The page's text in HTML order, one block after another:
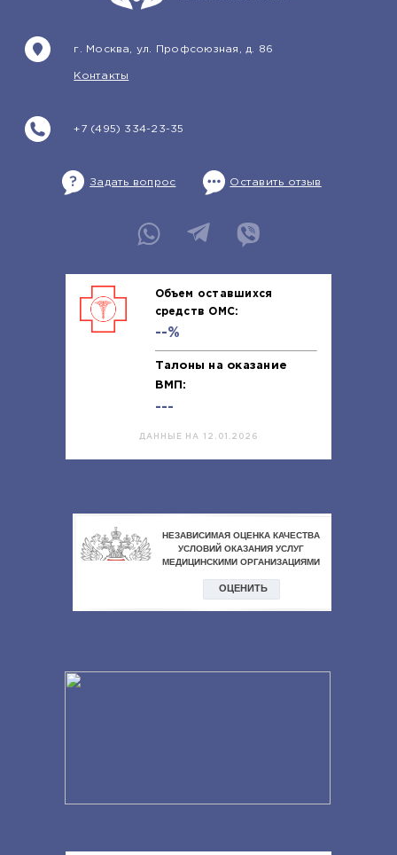
+7 (495) 334-23-35
г. Москва, ул. Профсоюзная, д. 86
Контакты
Задать вопрос Оставить отзыв
Объем оставшихся
средств ОМС:
--%
Талоны на оказание
ВМП:
---
ДАННЫЕ НА 12.01.2026